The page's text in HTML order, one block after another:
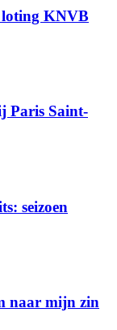
loting KNVB
Paris Saint-
seizoen
naar mijn zin